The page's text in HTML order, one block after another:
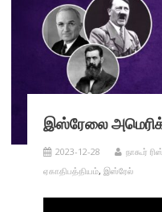
இஸ்ரேலை
2023-12-28 நாகூர்
ஏகாதிபத்தியம், இஸ்ரேல்